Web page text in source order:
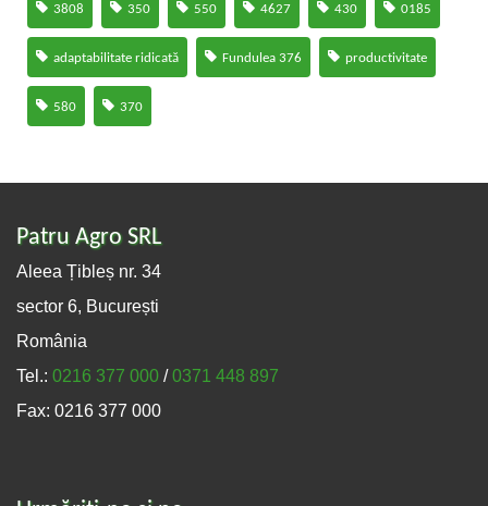
3808 350 550 4627 430 0185
adaptabilitate ridicată Fundulea 376 productivitate
580 370
Patru Agro SRL
Aleea Țibleș nr. 34
sector 6, București
România
Tel.: 0216 377 000 /0371 448 897
Fax: 0216 377 000